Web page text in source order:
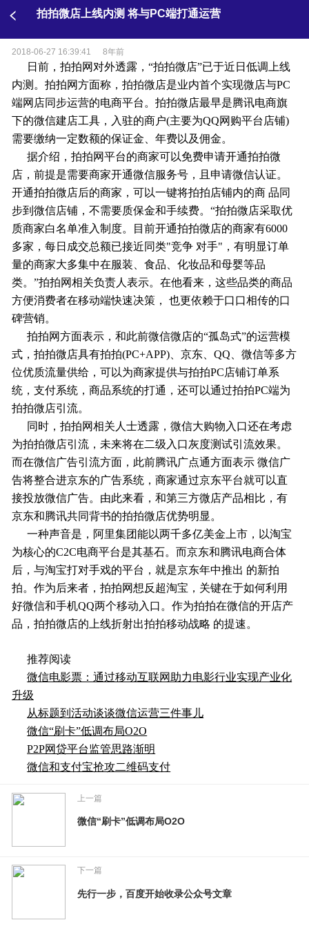
拍拍微店上线内测 将与PC端打通运营
2018-06-27 16:39:41 8年前
日前，拍拍网对外透露，“拍拍微店”已于近日低调上线
内测。拍拍网方面称，拍拍微店是业内首个实现微店与PC
端网店同步运营的电商平台。拍拍微店最早是腾讯电商旗
下的微信建店工具，入驻的商户(主要为QQ网购平台店铺)
需要缴纳一定数额的保证金、年费以及佣金。
据介绍，拍拍网平台的商家可以免费申请开通拍拍微
店，前提是需要商家开通微信服务号，且申请微信认证。
开通拍拍微店后的商家，可以一键将拍拍店铺内的商 品同
步到微信店铺，不需要质保金和手续费。“拍拍微店采取优
质商家白名单准入制度。目前开通拍拍微店的商家有6000
多家，每日成交总额已接近同类"竞争 对手"，有明显订单
量的商家大多集中在服装、食品、化妆品和母婴等品
类。”拍拍网相关负责人表示。在他看来，这些品类的商品
方便消费者在移动端快速决策， 也更依赖于口口相传的口
碑营销。
拍拍网方面表示，和此前微信微店的“孤岛式”的运营模
式，拍拍微店具有拍拍(PC+APP)、京东、QQ、微信等多方
位优质流量供给，可以为商家提供与拍拍PC店铺订单系
统，支付系统，商品系统的打通，还可以通过拍拍PC端为
拍拍微店引流。
同时，拍拍网相关人士透露，微信大购物入口还在考虑
为拍拍微店引流，未来将在二级入口灰度测试引流效果。
而在微信广告引流方面，此前腾讯广点通方面表示 微信广
告将整合进京东的广告系统，商家通过京东平台就可以直
接投放微信广告。由此来看，和第三方微店产品相比，有
京东和腾讯共同背书的拍拍微店优势明显。
一种声音是，阿里集团能以两千多亿美金上市，以淘宝
为核心的C2C电商平台是其基石。而京东和腾讯电商合体
后，与淘宝打对手戏的平台，就是京东年中推出 的新拍
拍。作为后来者，拍拍网想反超淘宝，关键在于如何利用
好微信和手机QQ两个移动入口。作为拍拍在微信的开店产
品，拍拍微店的上线折射出拍拍移动战略 的提速。
推荐阅读
微信电影票：通过移动互联网助力电影行业实现产业化
升级
从标题到活动谈谈微信运营三件事儿
微信“刷卡”低调布局O2O
P2P网贷平台监管思路渐明
微信和支付宝抢攻二维码支付
上一篇
微信“刷卡”低调布局O2O
下一篇
先行一步，百度开始收录公众号文章